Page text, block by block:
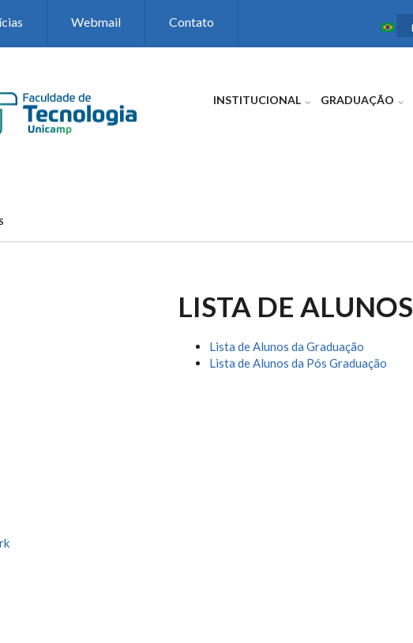
Webmail Contato
INSTITUCIONAL GRADUAÇÃO
LISTA DE ALUNOS
Lista de Alunos da Graduação
Lista de Alunos da Pós Graduação